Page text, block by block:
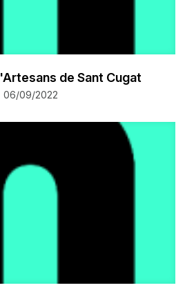
de Sant Cugat
06/09/2022